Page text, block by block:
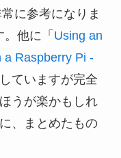
常に参考になりま
他に「 Using an
a Raspberry Pi -
ていますが完全
うが楽かもしれ
、まとめたもの